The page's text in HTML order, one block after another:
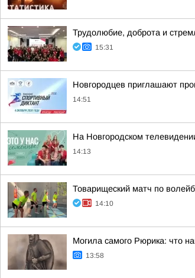
Трудолюбие, доброта и
15:31
Новгородцев приглашают
14:51
На Новгородском
14:13
Товарищеский матч по
14:10
Могила самого Рюрика: что
13:58